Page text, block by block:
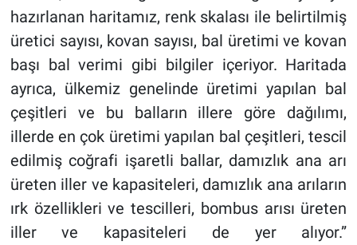
hazırlanan haritamız, renk skalası ile belirtilmiş
üretici sayısı, kovan sayısı, bal üretimi ve kovan
başı bal verimi gibi bilgiler içeriyor. Haritada
ayrıca, ülkemiz genelinde üretimi yapılan bal
çeşitleri ve bu balların illere göre dağılımı,
illerde en çok üretimi yapılan bal çeşitleri, tescil
edilmiş coğrafi işaretli ballar, damızlık ana arı
üreten iller ve kapasiteleri, damızlık ana arıların
ırk özellikleri ve tescilleri, bombus arısı üreten
iller ve kapasiteleri de yer alıyor.”